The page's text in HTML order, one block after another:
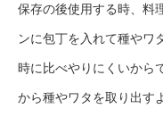
保存の後使用する時、料
ンに包丁を入れて種やワ
時に比べやりにくいから
から種やワタを取り出す